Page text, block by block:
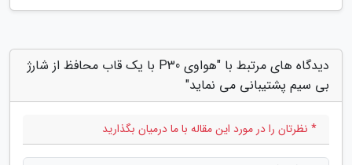
دیدگاه های مرتبط با "هواوی P30 با یک قاب محافظ از شارژ
بی سیم پشتیبانی می نماید"
* نظرتان را در مورد این مقاله با ما درمیان بگذارید